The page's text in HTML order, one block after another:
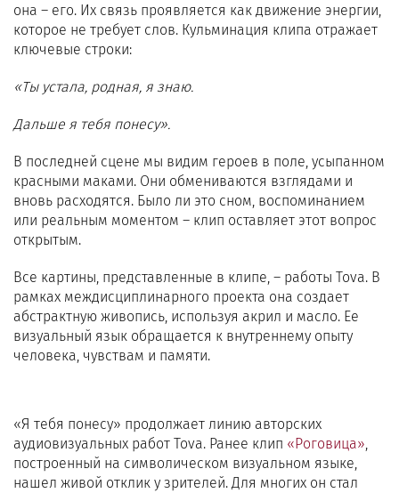
она – его. Их связь проявляется как движение энергии,
которое не требует слов. Кульминация клипа отражает
ключевые строки:
«Ты устала, родная, я знаю.
Дальше я тебя понесу».
В последней сцене мы видим героев в поле, усыпанном
красными маками. Они обмениваются взглядами и
вновь расходятся. Было ли это сном, воспоминанием
или реальным моментом – клип оставляет этот вопрос
открытым.
Все картины, представленные в клипе, – работы Tova. В
рамках междисциплинарного проекта она создает
абстрактную живопись, используя акрил и масло. Ее
визуальный язык обращается к внутреннему опыту
человека, чувствам и памяти.
«Я тебя понесу» продолжает линию авторских
аудиовизуальных работ Tova. Ранее клип «Роговица»,
построенный на символическом визуальном языке,
нашел живой отклик у зрителей. Для многих он стал